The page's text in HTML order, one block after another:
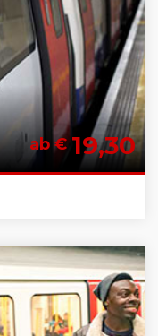
ab €19,30